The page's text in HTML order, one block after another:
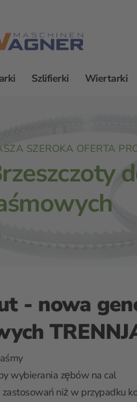
Szlifierki Wiertarki
Akcesoria Brzeszczoty do
SZEROKA OFERTA
- nowa
wybierania zębów na cal
zastosowań niż w przypadku